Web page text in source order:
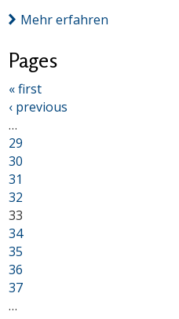
Mehr erfahren
Pages
« first
‹ previous
…
29
30
31
32
33
34
35
36
37
…